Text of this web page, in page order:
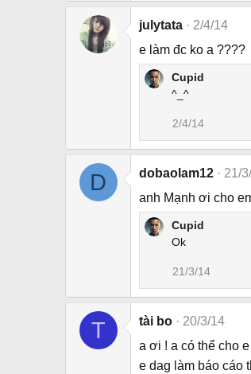
julytata
2/4/14
e làm đc ko a ????
Cupid
^_^
2/4/14
D dobaolam12
21/
anh Mạnh ơi cho
Cupid
Ok
21/3/14
T tài bo
20/3/14
a ơi ! a có thể cho
e dag làm báo cáo